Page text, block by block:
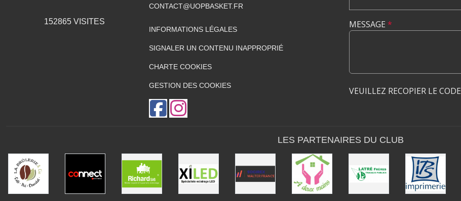
152865 VISITES
CONTACT@UOPBASKET.FR
INFORMATIONS LÉGALES
SIGNALER UN CONTENU INAPPROPRIÉ
CHARTE COOKIES
GESTION DES COOKIES
MESSAGE *
VEUILLEZ RECOPIER LE CODE
LES PARTENAIRES DU CLUB